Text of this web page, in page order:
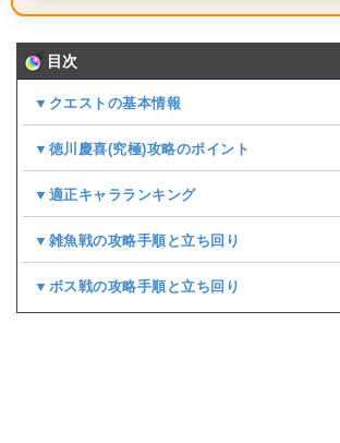
目次
▼クエストの基本情報
▼徳川慶喜(究極)攻略のポイント
▼適正キャラランキング
▼雑魚戦の攻略手順と立ち回り
▼ボス戦の攻略手順と立ち回り